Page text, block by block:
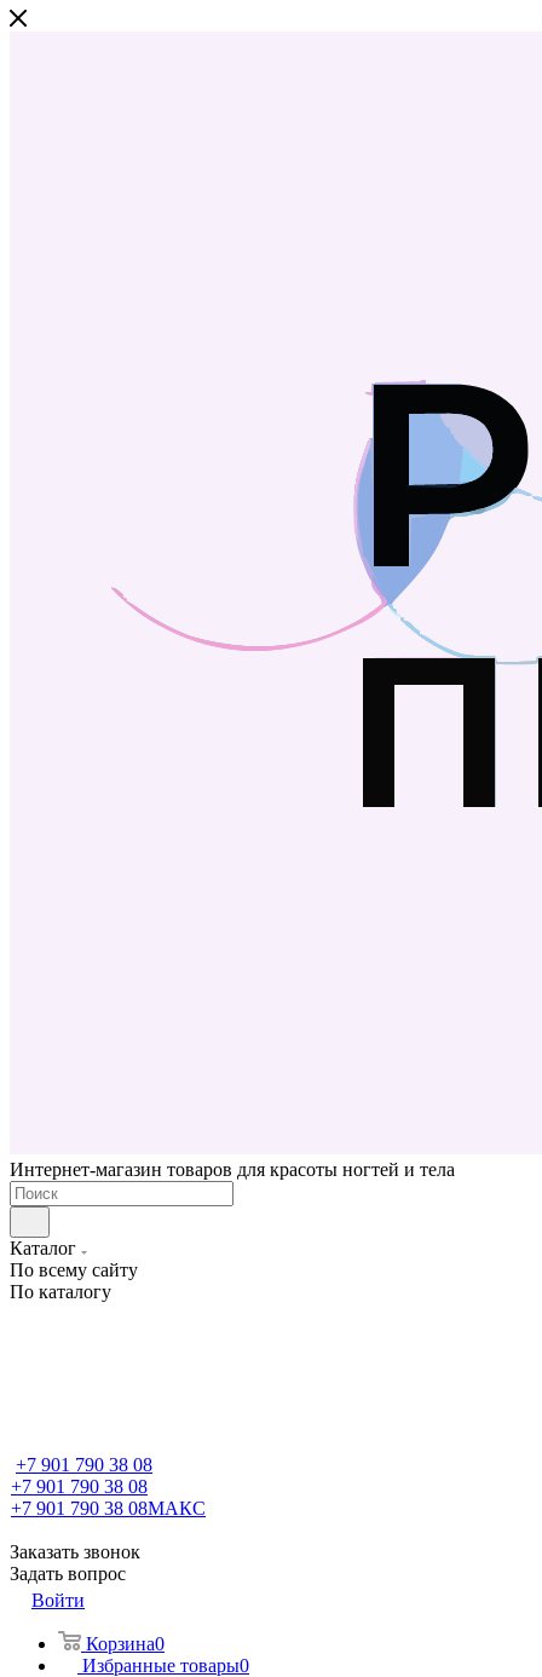
Интернет-магазин товаров для красоты ногтей и тела
Каталог
По всему сайту
По каталогу
+7 901 790 38 08
+7 901 790 38 08
+7 901 790 38 08МАКС
Заказать звонок
Задать вопрос
Войти
Корзина0
Избранные товары0